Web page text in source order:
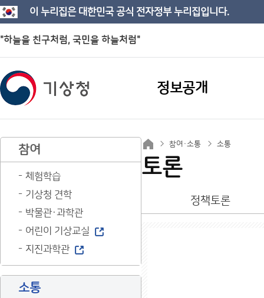
이 누리집은 대한민국 공식 전자정부 누리집입니다.
"하늘을 친구처럼, 국민을 하늘처럼"
정보공개
참여
체험학습
기상청 견학
박물관·과학관
어린이 기상교실
지진과학관
소통
참여·소통 소통
토론
정책토론